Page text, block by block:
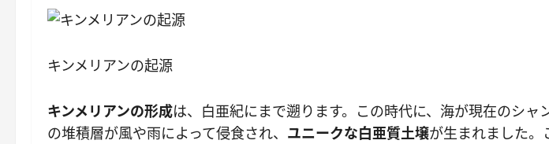
キンメリアンの起源
キンメリアンの形成は、白亜紀にまで遡ります。この時代に、海が現在のシ
の堆積層が風や雨によって侵食され、 ユニークな白亜質土壌が生まれました。